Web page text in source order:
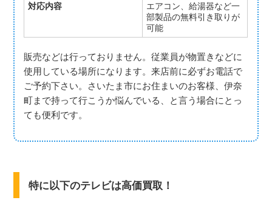
対応内容
エアコン、給湯器など一
部製品の無料引き取りが
可能
販売などは行っておりません。従業員が物置きなどに
使用している場所になります。来店前に必ずお電話で
ご予約下さい。さいたま市にお住まいのお客様、伊奈
町まで持って行こうか悩んでいる、と言う場合にとっ
ても便利です。
特に以下のテレビは高価買取！